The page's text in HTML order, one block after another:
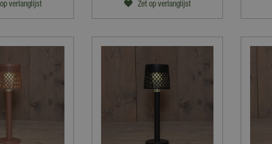
verlanglijst Zet op verlanglijst